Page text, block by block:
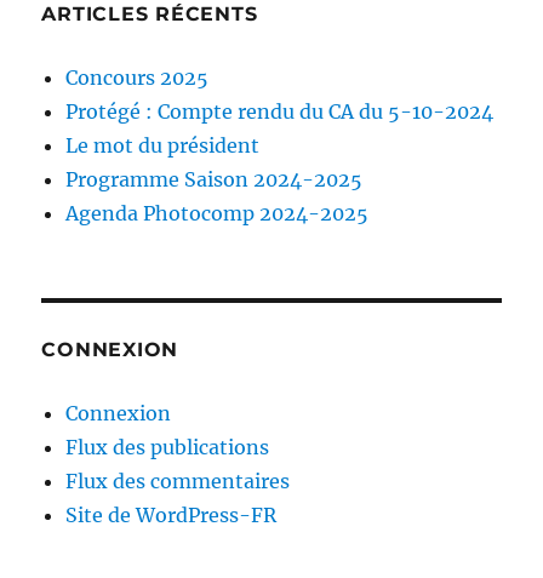
ARTICLES RÉCENTS
Concours 2025
Protégé : Compte rendu du CA du 5-10-2024
Le mot du président
Programme Saison 2024-2025
Agenda Photocomp 2024-2025
CONNEXION
Connexion
Flux des publications
Flux des commentaires
Site de WordPress-FR